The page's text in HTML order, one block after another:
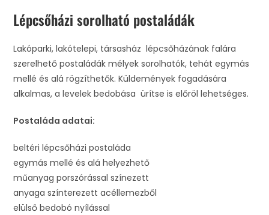
Lépcsőházi sorolható postaládák
Lakóparki, lakótelepi, társasház lépcsőházának falára
szerelhető postaládák mélyek sorolhatók, tehát egymás
mellé és alá rögzíthetők. Küldemények fogadására
alkalmas, a levelek bedobása ürítse is előröl lehetséges.
Postaláda adatai:
beltéri lépcsőházi postaláda
egymás mellé és alá helyezhető
műanyag porszórással színezett
anyaga színterezett acéllemezből
elülső bedobó nyílással